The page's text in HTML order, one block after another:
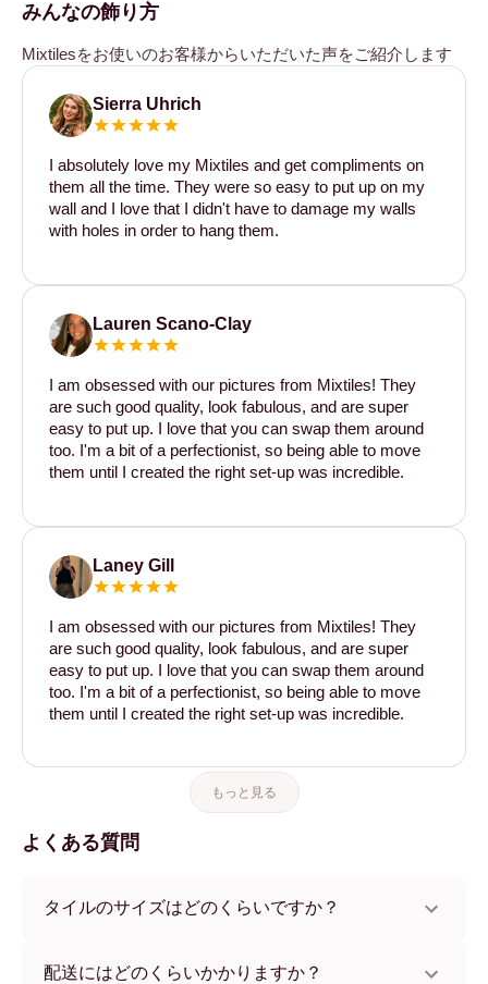
みんなの飾り方
Mixtilesをお使いのお客様からいただいた声をご紹介します
Sierra Uhrich
I absolutely love my Mixtiles and get compliments on
them all the time. They were so easy to put up on my
wall and I love that I didn't have to damage my walls
with holes in order to hang them.
Lauren Scano-Clay
I am obsessed with our pictures from Mixtiles! They
are such good quality, look fabulous, and are super
easy to put up. I love that you can swap them around
too. I'm a bit of a perfectionist, so being able to move
them until I created the right set-up was incredible.
Laney Gill
I am obsessed with our pictures from Mixtiles! They
are such good quality, look fabulous, and are super
easy to put up. I love that you can swap them around
too. I'm a bit of a perfectionist, so being able to move
them until I created the right set-up was incredible.
もっと見る
よくある質問
タイルのサイズはどのくらいですか？
フレームカラーからお選びいただけます。
配送にはどのくらいかかりますか？